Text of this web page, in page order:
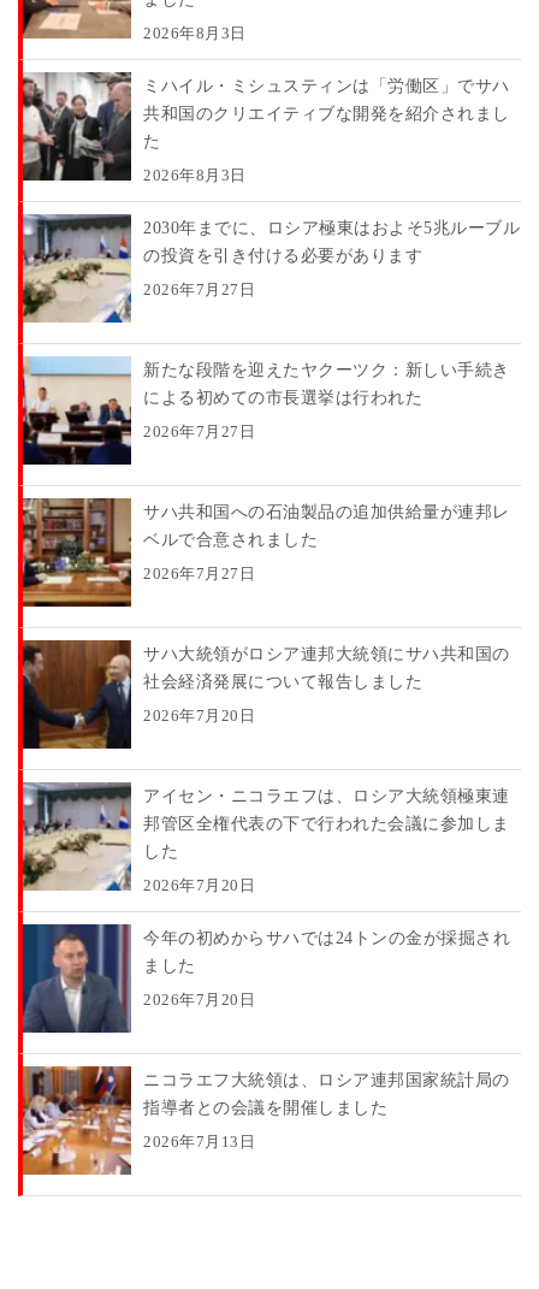
2026年8月3日
ミハイル・ミシュスティンは「労働区」でサハ
共和国のクリエイティブな開発を紹介されまし
た
2026年8月3日
2030年までに、ロシア極東はおよそ5兆ルーブル
の投資を引き付ける必要があります
2026年7月27日
新たな段階を迎えたヤクーツク：新しい手続き
による初めての市長選挙は行われた
2026年7月27日
サハ共和国への石油製品の追加供給量が連邦レ
ベルで合意されました
2026年7月27日
サハ大統領がロシア連邦大統領にサハ共和国の
社会経済発展について報告しました
2026年7月20日
アイセン・ニコラエフは、ロシア大統領極東連
邦管区全権代表の下で行われた会議に参加しま
した
2026年7月20日
今年の初めからサハでは24トンの金が採掘され
ました
2026年7月20日
ニコラエフ大統領は、ロシア連邦国家統計局の
指導者との会議を開催しました
2026年7月13日